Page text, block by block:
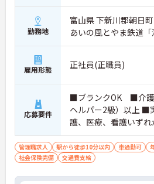
勤務地
富山県 下新川郡朝日
あいの風とやま鉄道
雇用形態 正社員(正職員)
応募要件
■ブランクOK ■介護
ヘルパー2級）以上 ■
護、医療、看護いず
転免許(AT限定可) ※
いた方歓迎
管理職求人 駅から徒歩10分以内 車通勤可
社会保険完備
交通費支給